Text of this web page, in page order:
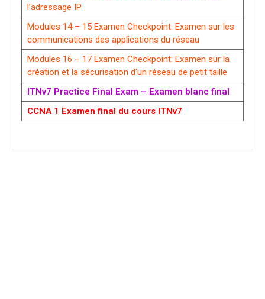
l’adressage IP
Modules 14 – 15 Examen Checkpoint: Examen sur les
communications des applications du réseau
Modules 16 – 17 Examen Checkpoint: Examen sur la
création et la sécurisation d’un réseau de petit taille
ITNv7 Practice Final Exam – Examen blanc final
CCNA 1 Examen final du cours ITNv7